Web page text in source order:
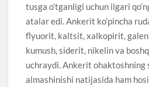
tusga o’tganligi uchun ilgari
atalar edi. Ankerit ko’pincha
flyuorit, kaltsit, xalkopirit,
kumush, siderit, nikelin va
uchraydi. Ankerit ohaktoshning
almashinishi natijasida ham hosil